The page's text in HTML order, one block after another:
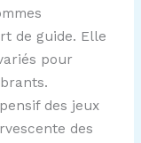
de guide. Elle
pour
des jeux
des